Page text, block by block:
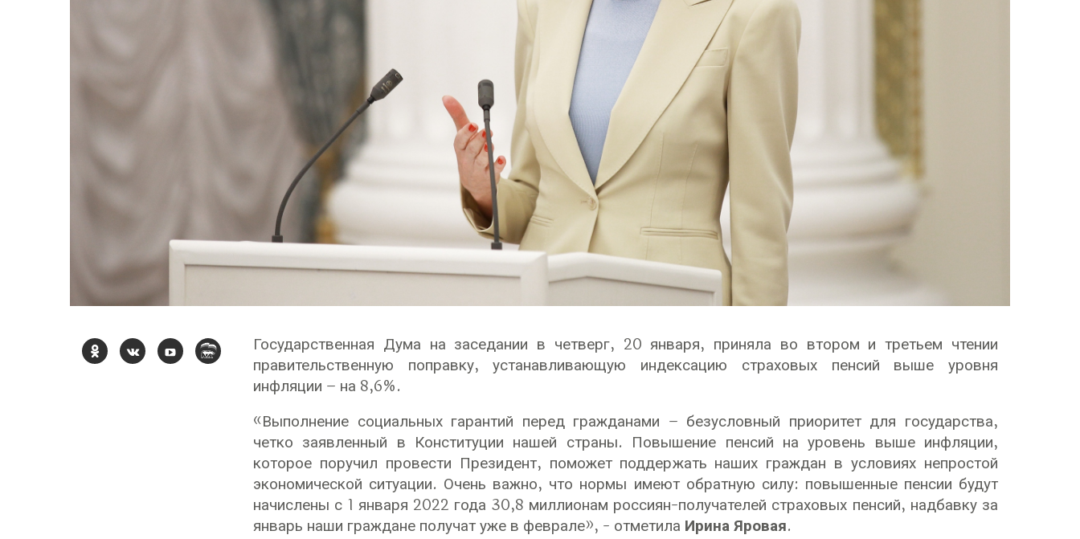
Государственная Дума на заседании в четверг, 20 января, приняла во втором и третьем чтении
правительственную поправку, устанавливающую индексацию страховых пенсий выше уровня
инфляции – на 8,6%.
«Выполнение социальных гарантий перед гражданами – безусловный приоритет для государства,
четко заявленный в Конституции нашей страны. Повышение пенсий на уровень выше инфляции,
которое поручил провести Президент, поможет поддержать наших граждан в условиях непростой
экономической ситуации. Очень важно, что нормы имеют обратную силу: повышенные пенсии будут
начислены с 1 января 2022 года 30,8 миллионам россиян-получателей страховых пенсий, надбавку за
январь наши граждане получат уже в феврале», - отметила Ирина Яровая.